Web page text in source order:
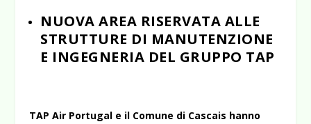
NUOVA AREA RISERVATA ALLE
STRUTTURE DI MANUTENZIONE
E INGEGNERIA DEL GRUPPO TAP
TAP Air Portugal e il Comune di Cascais hanno